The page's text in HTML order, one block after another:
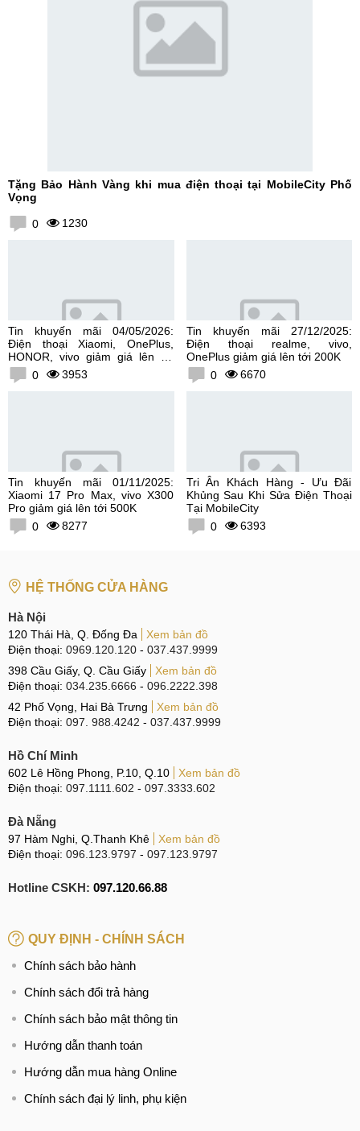
Tặng Bảo Hành Vàng khi mua điện thoại tại MobileCity Phố
Vọng
0 1230
Tin khuyến mãi 04/05/2026:
Điện thoại Xiaomi, OnePlus,
HONOR, vivo giảm giá lên tới
300K0 3953
Tin khuyến mãi 27/12/2025:
Điện thoại realme, vivo,
OnePlus giảm giá lên tới 200K
0
6670
Tin khuyến mãi 01/11/2025:
Xiaomi 17 Pro Max, vivo X300
Pro giảm giá lên tới 500K
0
8277
Tri Ân Khách Hàng - Ưu Đãi
Khủng Sau Khi Sửa Điện Thoại
Tại MobileCity
0
6393
HỆ THỐNG CỬA HÀNG
Hà Nội
120 Thái Hà, Q. Đống Đa
Xem bản đồ
Điện thoại: 0969.120.120 - 037.437.9999
398 Cầu Giấy, Q. Cầu Giấy
Xem bản đồ
Điện thoại: 034.235.6666 - 096.2222.398
42 Phố Vọng, Hai Bà Trưng
Xem bản đồ
Điện thoại: 097. 988.4242 - 037.437.9999
Hồ Chí Minh
602 Lê Hồng Phong, P.10, Q.10
Xem bản đồ
Điện thoại: 097.1111.602 - 097.3333.602
Đà Nẵng
97 Hàm Nghi, Q.Thanh Khê
Xem bản đồ
Điện thoại: 096.123.9797 - 097.123.9797
Hotline CSKH: 097.120.66.88
QUY ĐỊNH - CHÍNH SÁCH
Chính sách bảo hành
Chính sách đổi trả hàng
Chính sách bảo mật thông tin
Hướng dẫn thanh toán
Hướng dẫn mua hàng Online
Chính sách đại lý linh, phụ kiện